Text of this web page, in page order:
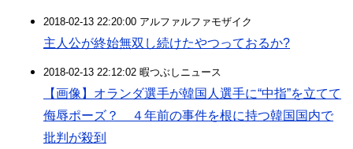
2018-02-13 22:20:00 アルファルファモザイク
主人公が終始無双し続けたやつっておるか?
2018-02-13 22:12:02 暇つぶしニュース
【画像】オランダ選手が韓国人選手に“中指”を立てて
侮辱ポーズ？ ４年前の事件を根に持つ韓国国内で
批判が殺到